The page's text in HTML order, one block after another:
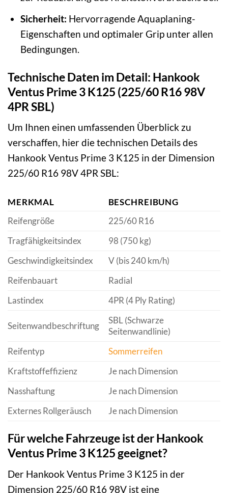
Sicherheit: Hervorragende Aquaplaning-
Eigenschaften und optimaler Grip unter allen
Bedingungen.
Technische Daten im Detail: Hankook
Ventus Prime 3 K125 (225/60 R16 98V
4PR SBL)
Um Ihnen einen umfassenden Überblick zu
verschaffen, hier die technischen Details des
Hankook Ventus Prime 3 K125 in der Dimension
225/60 R16 98V 4PR SBL:
MERKMAL
BESCHREIBUNG
Reifengröße
225/60 R16
Tragfähigkeitsindex
98 (750 kg)
Geschwindigkeitsindex
V (bis 240 km/h)
Reifenbauart
Radial
Lastindex
4PR (4 Ply Rating)
Seitenwandbeschriftung
SBL (Schwarze
Seitenwandlinie)
Reifentyp
Sommerreifen
Kraftstoffeffizienz
Je nach Dimension
Nasshaftung
Je nach Dimension
Externes Rollgeräusch
Je nach Dimension
Für welche Fahrzeuge ist der Hankook
Ventus Prime 3 K125 geeignet?
Der Hankook Ventus Prime 3 K125 in der
Dimension 225/60 R16 98V ist eine